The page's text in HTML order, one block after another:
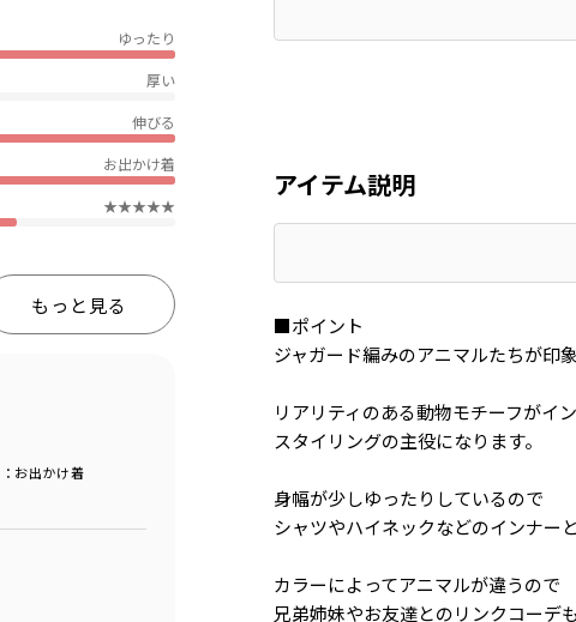
ゆったり
厚い
伸びる
お出かけ着
★★★★★
もっと見る
：お出かけ着
アイテム説明
■ポイント
ジャガード編みのアニマルたちが印
リアリティのある動物モチーフがイ
スタイリングの主役になります。
身幅が少しゆったりしているので
シャツやハイネックなどのインナー
カラーによってアニマルが違うので
兄弟姉妹やお友達とのリンクコーデ